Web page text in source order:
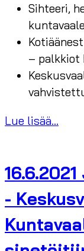
Sihteeri,
– palkkiot
Lue lisää...
-